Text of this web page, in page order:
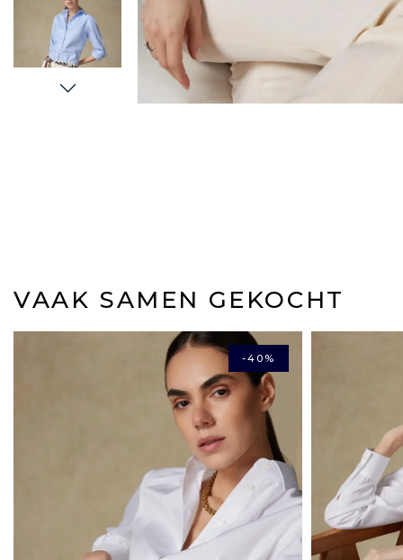
VAAK SAMEN GEKOCHT
-40%